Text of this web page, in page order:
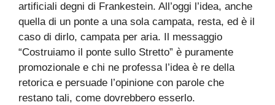
artificiali degni di Frankestein. All’oggi l’idea, anche
quella di un ponte a una sola campata, resta, ed è il
caso di dirlo, campata per aria. Il messaggio
“Costruiamo il ponte sullo Stretto” è puramente
promozionale e chi ne professa l’idea è re della
retorica e persuade l’opinione con parole che
restano tali, come dovrebbero esserlo.